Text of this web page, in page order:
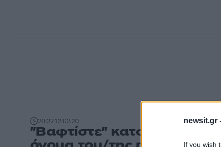
newsit.gr
If you wish
20:2212.02.20
"Βαφτίστε" κατσαρίδα με το